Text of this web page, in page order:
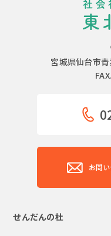
宮城県仙台市
お問
せんだんの杜